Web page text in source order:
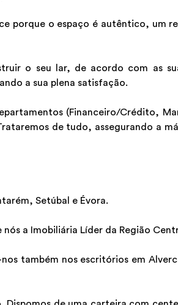
porque o espaço é autêntico, um
o seu lar, de acordo com as
a sua plena satisfação.
(Financeiro/Crédito,
de tudo, assegurando a
Setúbal e Évora.
a Imobiliária Líder da Região
também nos escritórios em